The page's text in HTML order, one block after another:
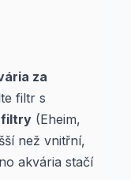
za
filtr s
filtry (Eheim,
než vnitřní,
akvária stačí